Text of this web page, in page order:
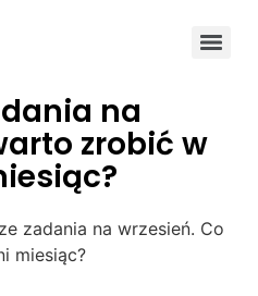
na
zrobić w
zadania na wrzesień. Co
miesiąc?